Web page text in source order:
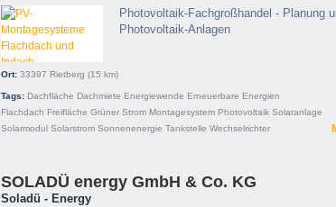
Photovoltaik-Fachgroßhandel - Planung
Photovoltaik-Anlagen
Ort: 33397 Rietberg (15 km)
Tags: Dachfläche Dachmiete Energiewende Erneuerbare Energien
Flachdach Freifläche Grüner Strom Montagesystem Photovoltaik Solaranlage
Solarmodul Solarstrom Sonnenenergie Tankstelle Wechselrichter
SOLADÜ energy GmbH & Co. KG
Soladü - Energy